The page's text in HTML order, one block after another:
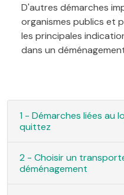
D'autres démarches
organismes publics et
les principales
dans un
1 - Démarches liées au
quittez
2 - Choisir un
déménagement